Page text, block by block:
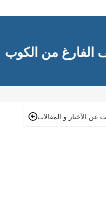
الفارغ من الكوب